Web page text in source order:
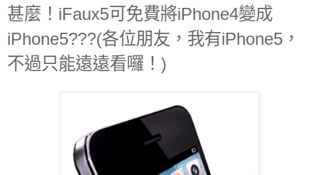
甚麼！iFaux5可免費將iPhone4變成
iPhone5???(各位朋友，我有iPhone5，
不過只能遠遠看囉！)